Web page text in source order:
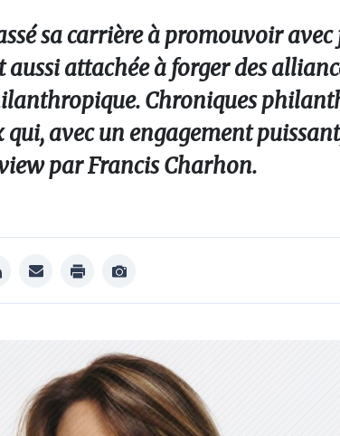
sa carrière à promouvoir
aussi attachée à forger des
Chroniques
qui, avec un engagement
par Francis Charhon.
linkedinmail print
Afficher